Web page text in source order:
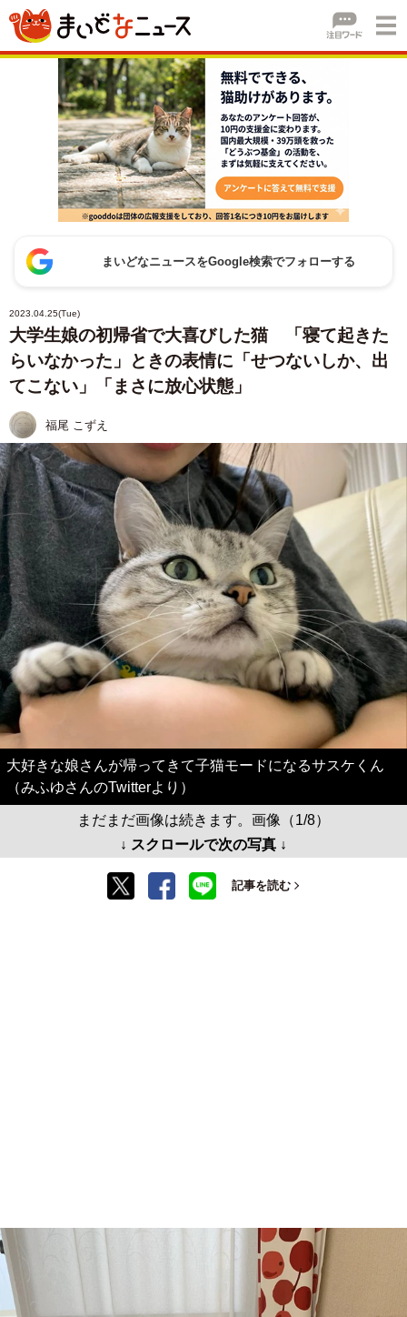
まいどなニュースをGoogle検索でフォローする
2023.04.25(Tue)
大学生娘の初帰省で大喜びした猫 「寝て起きた
らいなかった」ときの表情に「せつないしか、出
てこない」「まさに放心状態」
福尾 こずえ
大好きな娘さんが帰ってきて子猫モードになるサスケくん
（みふゆさんのTwitterより）
まだまだ画像は続きます。画像（1/8）
↓ スクロールで次の写真 ↓
記事を読む